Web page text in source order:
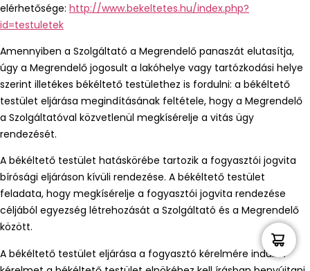
elérhetősége: http://www.bekeltetes.hu/index.php?
id=testuletek
Amennyiben a Szolgáltató a Megrendelő panaszát elutasítja,
úgy a Megrendelő jogosult a lakóhelye vagy tartózkodási helye
szerint illetékes békéltető testülethez is fordulni: a békéltető
testület eljárása megindításának feltétele, hogy a Megrendelő
a Szolgáltatóval közvetlenül megkísérelje a vitás ügy
rendezését.
A békéltető testület hatáskörébe tartozik a fogyasztói jogvita
bírósági eljáráson kívüli rendezése. A békéltető testület
feladata, hogy megkísérelje a fogyasztói jogvita rendezése
céljából egyezség létrehozását a Szolgáltató és a Megrendelő
között.
A békéltető testület eljárása a fogyasztó kérelmére indul. A